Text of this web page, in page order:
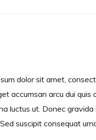
dolor sit amet,
accumsan arcu dui quis
luctus ut. Donec
suscipit consequat